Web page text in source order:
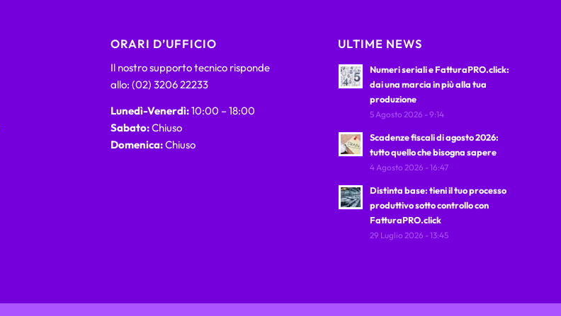
ORARI D’UFFICIO
Il nostro supporto tecnico risponde
allo: (02) 3206 22233
Lunedì-Venerdì:10:00 – 18:00
Sabato:Chiuso
Domenica:Chiuso
ULTIME NEWS
Numeri seriali e FatturaPRO.click:
dai una marcia in più alla tua
produzione
5 Agosto 2026 - 9:14
Scadenze fiscali di agosto 2026:
tutto quello che bisogna sapere
4 Agosto 2026 - 16:47
Distinta base: tieni il tuo processo
produttivo sotto controllo con
FatturaPRO.click
29 Luglio 2026 - 13:45